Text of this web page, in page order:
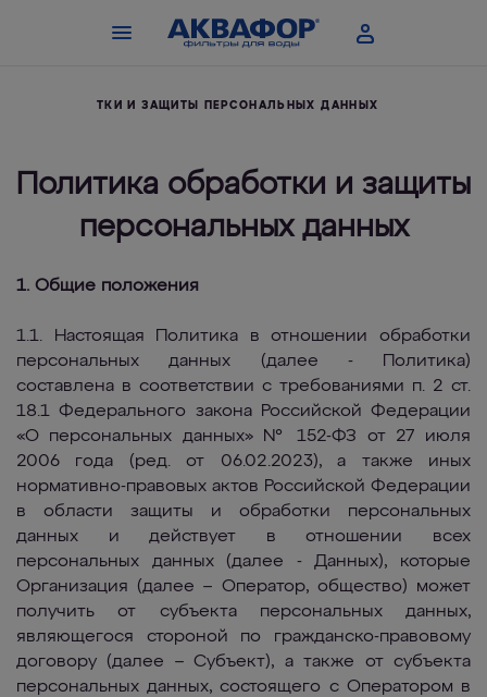
ОБРАБОТКИ И ЗАЩИТЫ ПЕРСОНАЛЬНЫХ ДАННЫХ
Политика обработки и защиты
персональных данных
1. Общие положения
1.1. Настоящая Политика в отношении обработки
персональных данных (далее - Политика)
составлена в соответствии с требованиями п. 2 ст.
18.1 Федерального закона Российской Федерации
«О персональных данных» № 152-ФЗ от 27 июля
2006 года (ред. от 06.02.2023), а также иных
нормативно-правовых актов Российской Федерации
в области защиты и обработки персональных
данных и действует в отношении всех
персональных данных (далее - Данных), которые
Организация (далее – Оператор, общество) может
получить от субъекта персональных данных,
являющегося стороной по гражданско-правовому
договору (далее – Субъект), а также от субъекта
персональных данных, состоящего с Оператором в